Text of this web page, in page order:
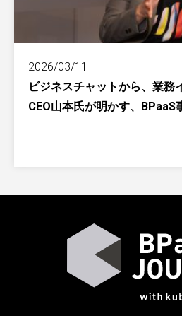
2026/03/11
ビジネスチャットから、業務
CEO山本氏が明かす、BPaaS